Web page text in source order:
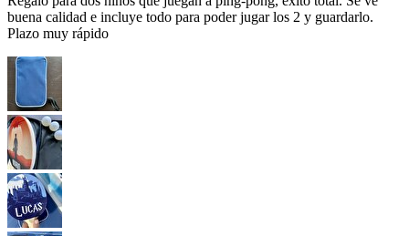
buena calidad e incluye todo para poder jugar los 2 y guardarlo.
Plazo muy rápido